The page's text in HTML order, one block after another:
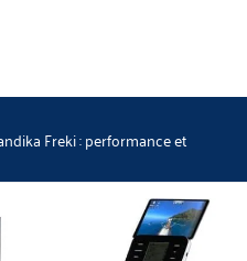
Freki : performance et